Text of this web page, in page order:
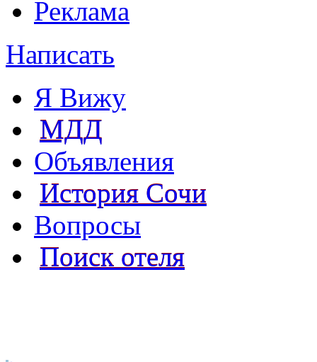
Реклама
Написать
Я Вижу
МДД
Объявления
История Сочи
Вопросы
Поиск отеля